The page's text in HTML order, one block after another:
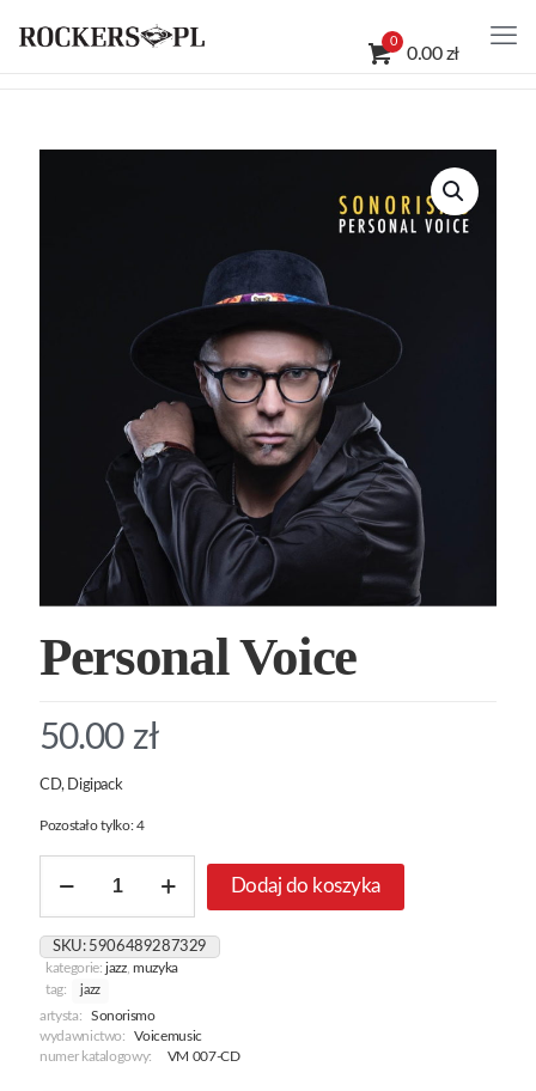
0
0.00 zł
Personal Voice
50.00 zł
CD, Digipack
Pozostało tylko: 4
Personal
Dodaj do koszyka
SKU: 5906489287329
kategorie: jazz,muzyka
tag:
jazz
artysta:
Sonorismo
wydawnictwo:
Voicemusic
numer katalogowy:
VM 007-CD